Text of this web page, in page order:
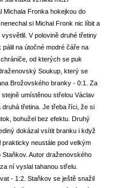
Fronka hokejkou do
si Michal Fronk nic líbit a
V polovině druhé třetiny
na útočné modré čáře na
od kterých se puk
Soukup, který se
Brožovského branky - 0:1. Za
umístěnou střelou Václav
třetina. Je třeba říci, že si
bohužel bez efektu. Druhý
dokázal vsítit branku i když
neustále pod velkým
Autor draženovského
ní vyslal tahanou střelu.
- 1:2. Staňkov se ještě snažil